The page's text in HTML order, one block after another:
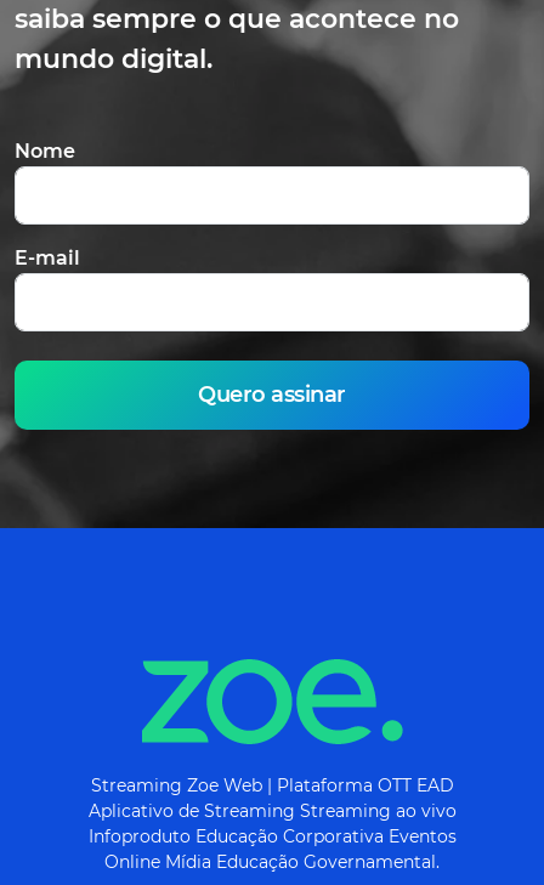
saiba sempre o que acontece no
mundo digital.
Nome
E-mail
Streaming Zoe Web | Plataforma OTT EAD
Aplicativo de Streaming Streaming ao vivo
Infoproduto Educação Corporativa Eventos
Online Mídia Educação Governamental.